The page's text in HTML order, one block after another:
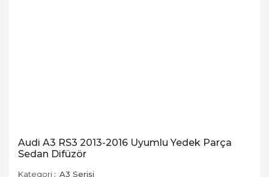
Audi A3 RS3 2013-2016 Uyumlu Yedek Parça
Sedan Difüzör
Kategori A3 Serisi